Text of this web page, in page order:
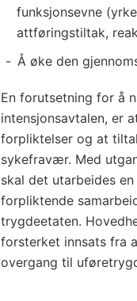
funksjonsevne
attføringstiltak,
Å øke den
En forutsetning for å
intensjonsavtalen, er
forpliktelser og at
sykefravær. Med
skal det utarbeides
forpliktende
trygdeetaten.
forsterket innsats fra
overgang til